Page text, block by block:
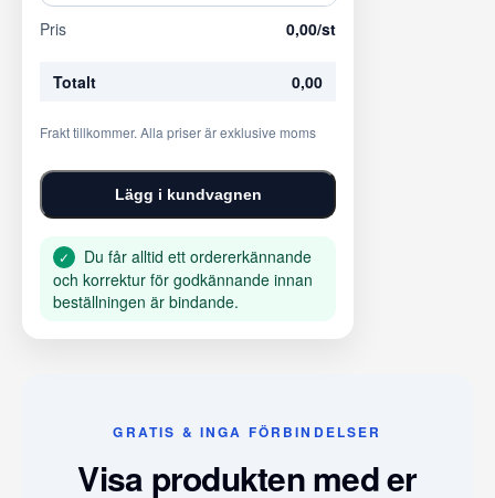
Pris 0,00/st
Totalt 0,00
Frakt tillkommer. Alla priser är exklusive moms
Lägg i kundvagnen
✓
Du får alltid ett ordererkännande
och korrektur för godkännande innan
beställningen är bindande.
GRATIS & INGA FÖRBINDELSER
Visa produkten med er